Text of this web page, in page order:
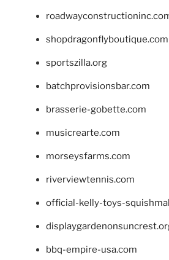
shopdragonflyboutique.com
sportszilla.org
batchprovisionsbar.com
brasserie-gobette.com
musicrearte.com
morseysfarms.com
riverviewtennis.com
official-kelly-toys-
bbq-empire-usa.com